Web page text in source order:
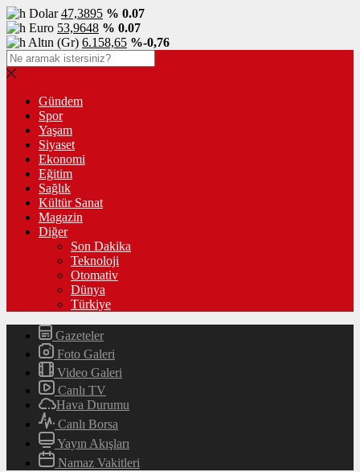
Dolar47,3895 % 0.07
Euro 53,9648 % 0.07
Altın (Gr) 6.158,65 %-0,76
Gündem
Spor
Yaşam
Siyaset
Ekonomi
Eğitim
Sağlık
Kültür Sanat
Magazin
Diğer
Son Dakika
Teknoloji
Otomativ
Dünya
Türkiye
Gazeteler
Foto Galeri
Video Galeri
Canlı TV
Hava Durumu
Canlı Borsa
Yayın Akışları
Namaz Vakitleri